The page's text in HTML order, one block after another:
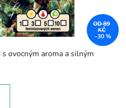
ovocným aroma a silným
OD 89
KČ
–30 %